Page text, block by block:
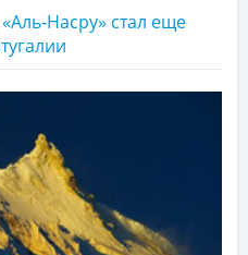
Насру» стал еще